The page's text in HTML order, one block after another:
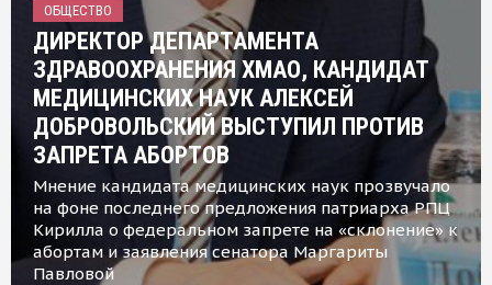
ОБЩЕСТВО
ДИРЕКТОР ДЕПАРТАМЕНТА
ЗДРАВООХРАНЕНИЯ ХМАО, КАНДИДАТ
МЕДИЦИНСКИХ НАУК АЛЕКСЕЙ
ДОБРОВОЛЬСКИЙ ВЫСТУПИЛ ПРОТИВ
ЗАПРЕТА АБОРТОВ
Мнение кандидата медицинских наук прозвучало
на фоне последнего предложения патриарха РПЦ
Кирилла о федеральном запрете на «склонение» к
абортам и заявления сенатора Маргариты
Павловой